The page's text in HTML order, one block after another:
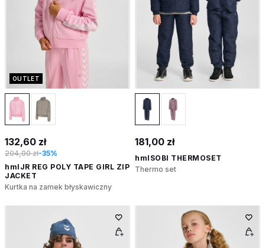
OUTLET
132,60 zł
204,00 zł-35%
hmlJR REG POLY TAPE GIRL ZIP
JACKET
Kurtka na zamek błyskawiczny
181,00 zł
hmlSOBI THERMOSET
Thermo set